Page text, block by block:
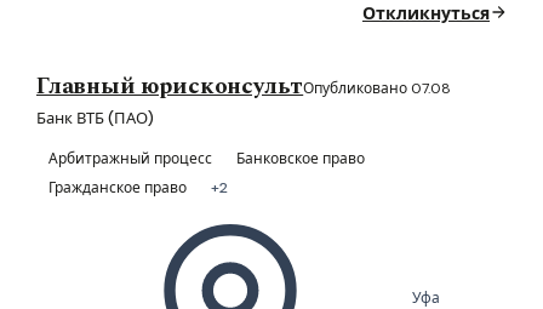
Откликнуться
Главный юрисконсультОпубликовано 07.08
Банк ВТБ (ПАО)
Арбитражный процесс
Банковское право
Гражданское право
+2
Уфа